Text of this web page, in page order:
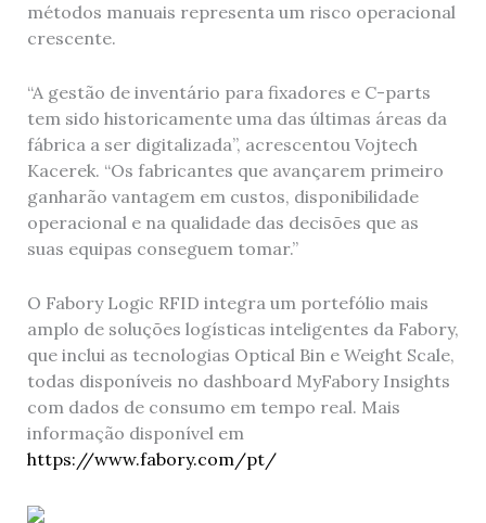
métodos manuais representa um risco operacional
crescente.
“A gestão de inventário para fixadores e C-parts
tem sido historicamente uma das últimas áreas da
fábrica a ser digitalizada”, acrescentou Vojtech
Kacerek. “Os fabricantes que avançarem primeiro
ganharão vantagem em custos, disponibilidade
operacional e na qualidade das decisões que as
suas equipas conseguem tomar.”
O Fabory Logic RFID integra um portefólio mais
amplo de soluções logísticas inteligentes da Fabory,
que inclui as tecnologias Optical Bin e Weight Scale,
todas disponíveis no dashboard MyFabory Insights
com dados de consumo em tempo real. Mais
informação disponível em
https://www.fabory.com/pt/